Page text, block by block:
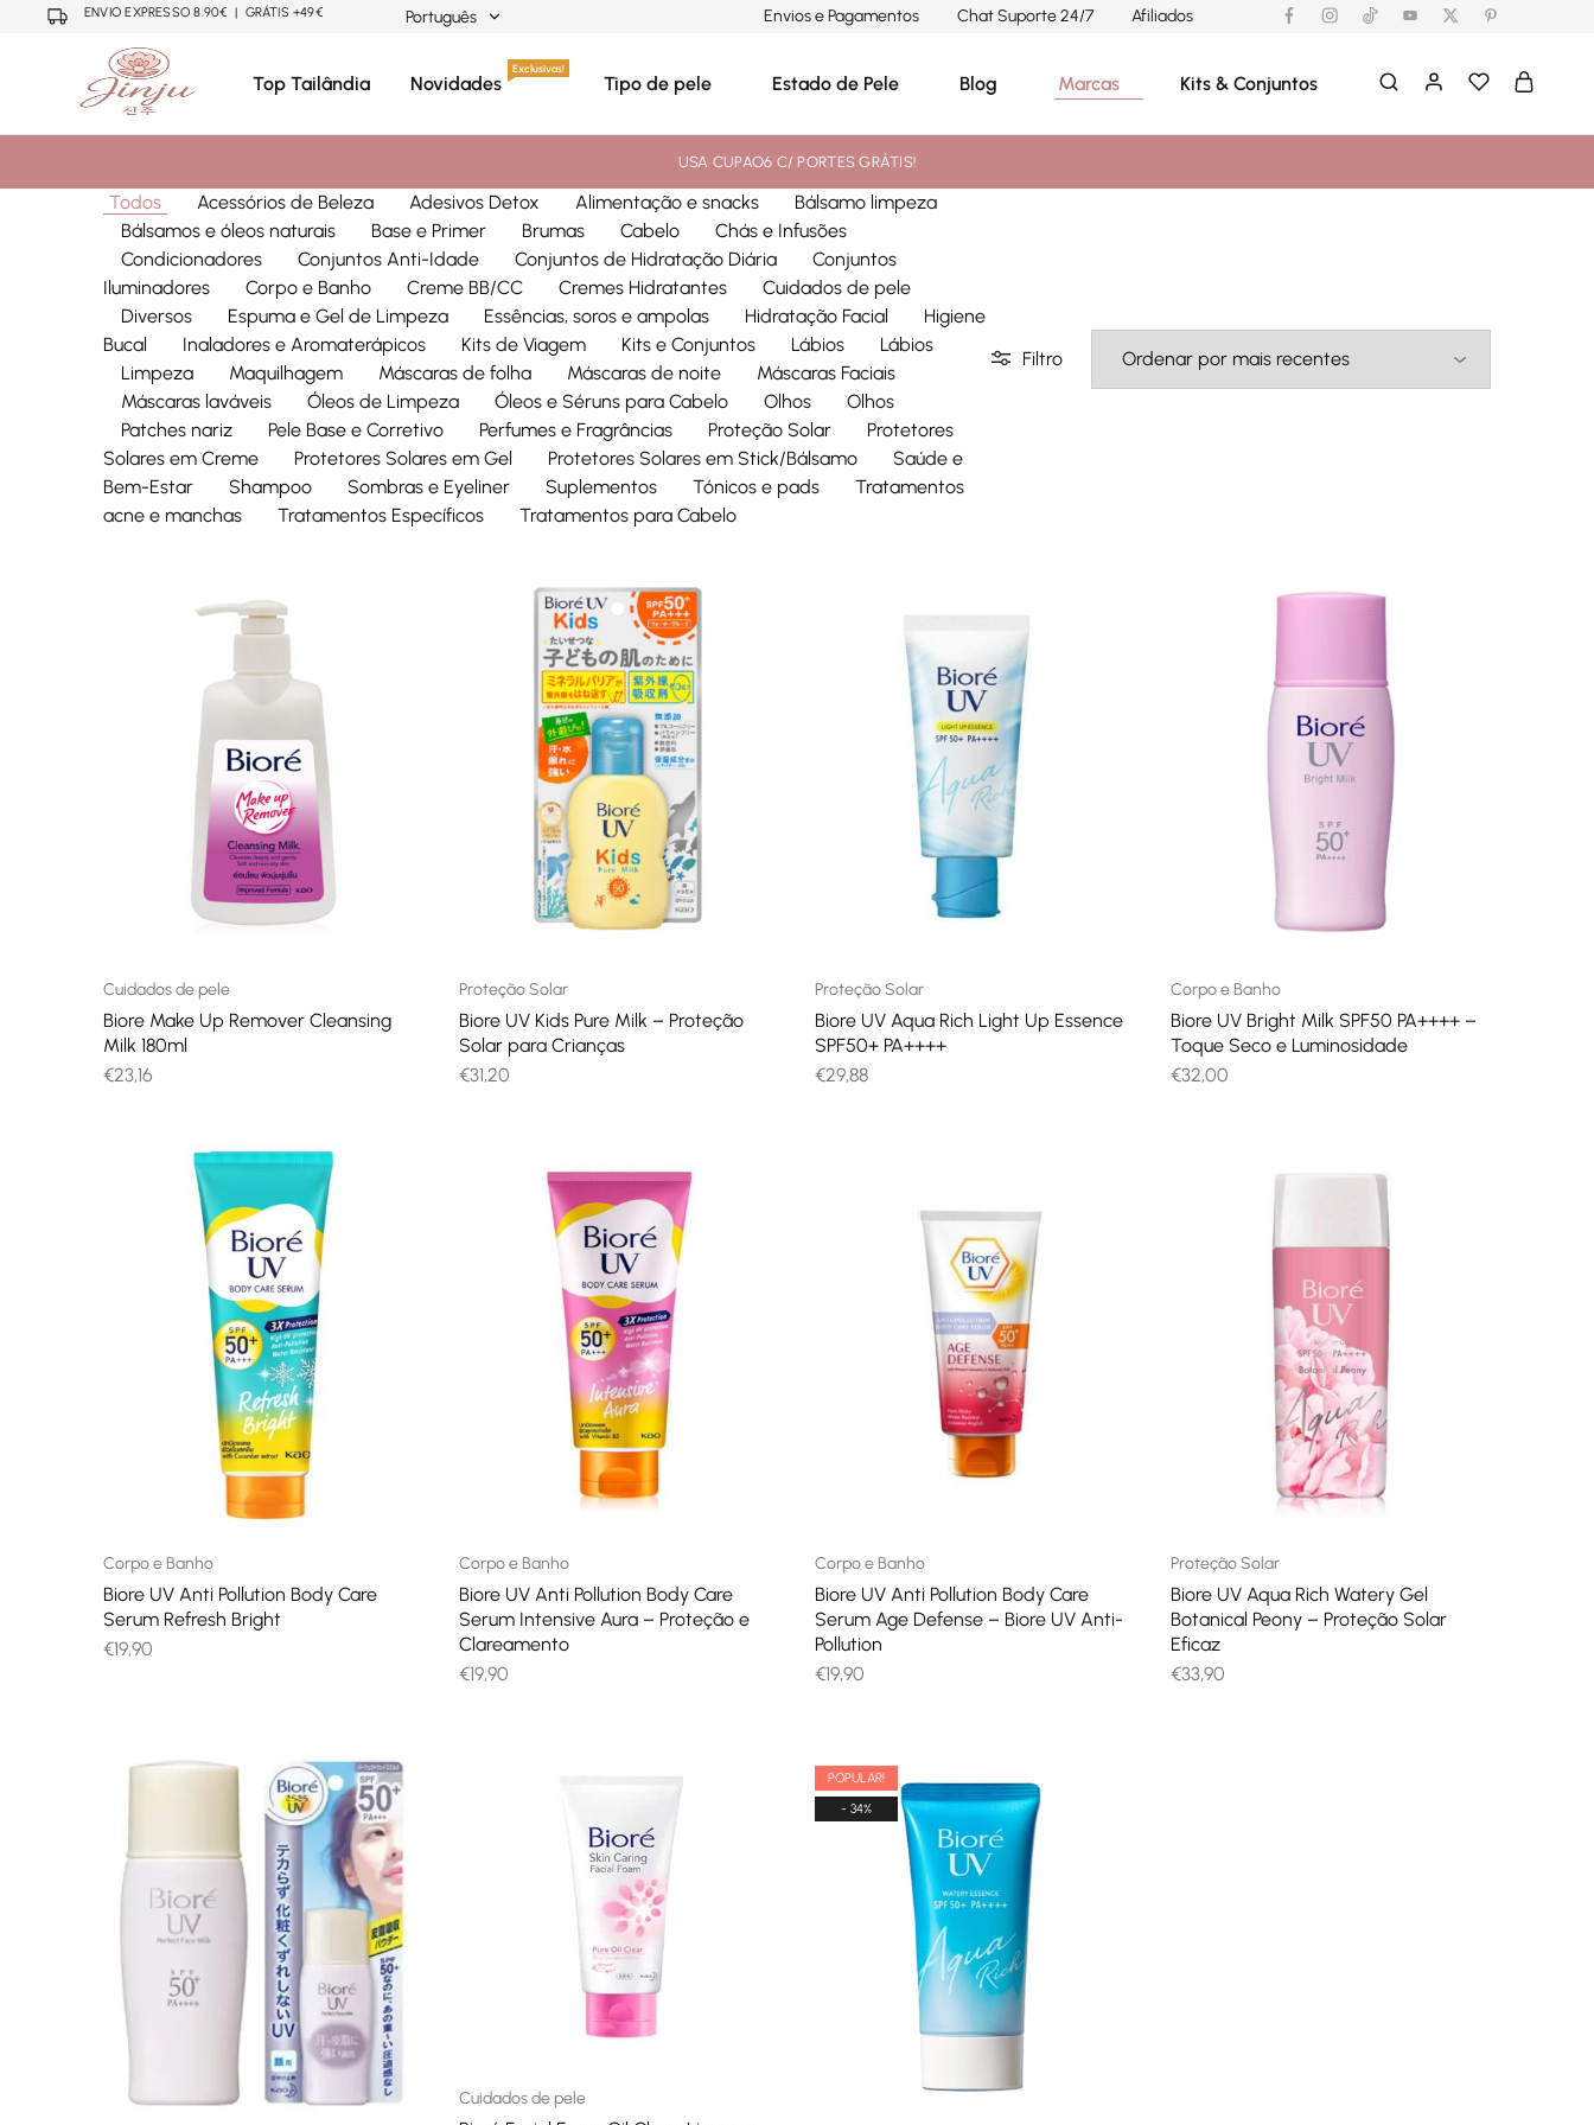
ENVIO EXPRESSO 8.90€ | GRÁTIS +49€ Português Envios e Pagamentos Chat Suporte 24/7 Afiliados
Neuza
Mariano
Cosmética
Coreana,
Japonesa,
Top Tailândia Novidades
Exclusivas!
Tipo de pele Estado de Pele Blog Marcas Kits & Conjuntos
USA CUPAO6 C/ PORTES GRÁTIS!
Todos Acessórios de Beleza Adesivos Detox Alimentação e snacks
Bálsamo limpeza
Bálsamos e óleos naturais
Base e Primer Brumas Cabelo
Chás e Infusões
Condicionadores
Conjuntos Anti-Idade Conjuntos de Hidratação Diária
Conjuntos
Iluminadores
Corpo e Banho Creme BB/CC Cremes Hidratantes
Cuidados de pele
Diversos
Espuma e Gel de Limpeza Essências, soros e ampolas Hidratação Facial
Higiene
Bucal
Inaladores e Aromaterápicos Kits de Viagem Kits e Conjuntos Lábios
Lábios
Limpeza
Maquilhagem Máscaras de folha Máscaras de noite
Máscaras Faciais
Máscaras laváveis
Óleos de Limpeza Óleos e Séruns para Cabelo Olhos
Olhos
Patches nariz
Pele Base e Corretivo Perfumes e Fragrâncias Proteção Solar
Protetores
Solares em Creme
Protetores Solares em Gel Protetores Solares em Stick/Bálsamo
Saúde e
Bem-Estar
Shampoo Sombras e Eyeliner Suplementos Tónicos e pads
Tratamentos
acne e manchas
Tratamentos Específicos Tratamentos para Cabelo
Filtro
Cuidados de pele
Biore Make Up Remover Cleansing
Milk 180ml
€23,16
Proteção Solar
Biore UV Kids Pure Milk – Proteção
Solar para Crianças
€31,20
Proteção Solar
Biore UV Aqua Rich Light Up Essence
SPF50+ PA++++
€29,88
Corpo e Banho
Biore UV Bright Milk SPF50 PA++++ –
Toque Seco e Luminosidade
€32,00
Corpo e Banho
Biore UV Anti Pollution Body Care
Serum Refresh Bright
€19,90
Corpo e Banho
Biore UV Anti Pollution Body Care
Serum Intensive Aura – Proteção e
Clareamento
€19,90
Corpo e Banho
Biore UV Anti Pollution Body Care
Serum Age Defense – Biore UV Anti-
Pollution
€19,90
Proteção Solar
Biore UV Aqua Rich Watery Gel
Botanical Peony – Proteção Solar
Eficaz
€33,90
Cuidados de pele
POPULAR!
- 34%